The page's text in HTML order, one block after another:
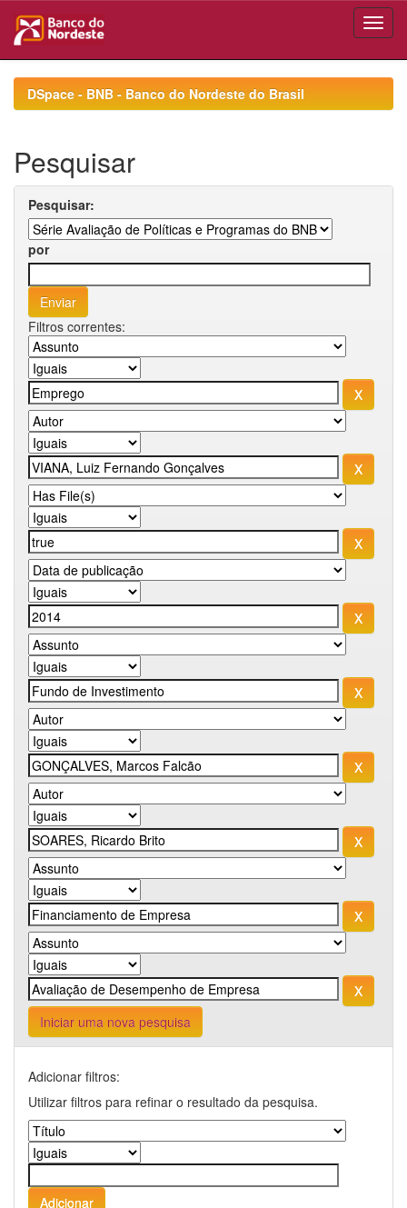
navigationDSpace - BNB - Banco do Nordeste do Brasil
Pesquisar
Pesquisar:
por
Filtros correntes:
Iniciar uma nova pesquisa
Adicionar filtros:
Utilizar filtros para refinar o resultado da pesquisa.